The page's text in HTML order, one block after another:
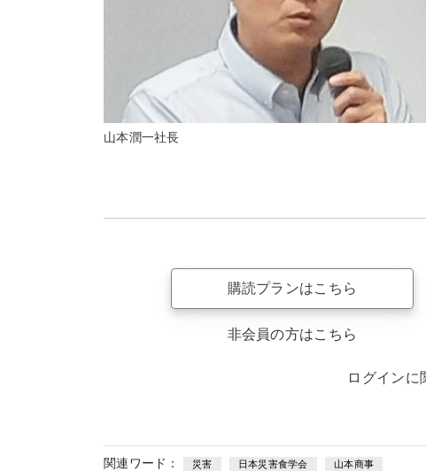
山本潤一社長
購読プランはこちら
非会員の方はこちら
ログインに
関連ワード： 災害 日本災害食学会 山本商事